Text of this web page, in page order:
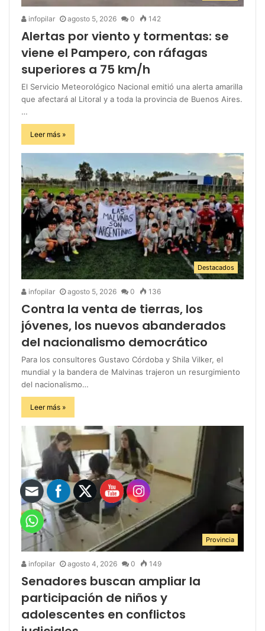
infopilar agosto 5, 2026 0 142
Alertas por viento y tormentas: se
viene el Pampero, con ráfagas
superiores a 75 km/h
El Servicio Meteorológico Nacional emitió una alerta amarilla
que afectará al Litoral y a toda la provincia de Buenos Aires.
…
Leer más »
Destacados
infopilar agosto 5, 2026 0 136
Contra la venta de tierras, los
jóvenes, los nuevos abanderados
del nacionalismo democrático
Para los consultores Gustavo Córdoba y Shila Vilker, el
mundial y la bandera de Malvinas trajeron un resurgimiento
del nacionalismo…
Leer más »
Provincia
infopilar agosto 4, 2026 0 149
Senadores buscan ampliar la
participación de niños y
adolescentes en conflictos